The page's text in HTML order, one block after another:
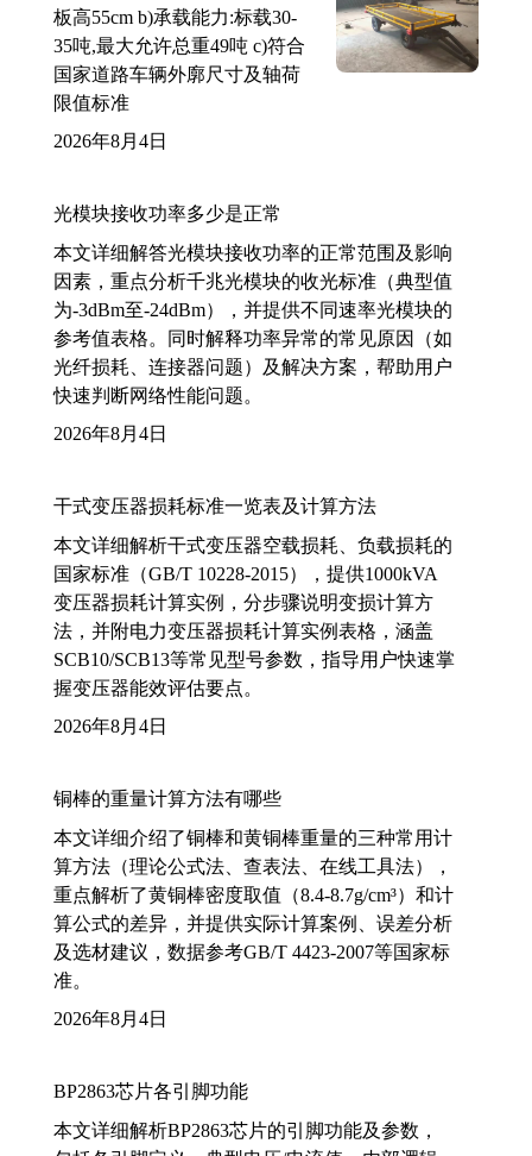
板高55cm b)承载能力:标载30-
35吨,最大允许总重49吨 c)符合
国家道路车辆外廓尺寸及轴荷
限值标准
2026年8月4日
光模块接收功率多少是正常
本文详细解答光模块接收功率的正常范围及影响
因素，重点分析千兆光模块的收光标准（典型值
为-3dBm至-24dBm），并提供不同速率光模块的
参考值表格。同时解释功率异常的常见原因（如
光纤损耗、连接器问题）及解决方案，帮助用户
快速判断网络性能问题。
2026年8月4日
干式变压器损耗标准一览表及计算方法
本文详细解析干式变压器空载损耗、负载损耗的
国家标准（GB/T 10228-2015），提供1000kVA
变压器损耗计算实例，分步骤说明变损计算方
法，并附电力变压器损耗计算实例表格，涵盖
SCB10/SCB13等常见型号参数，指导用户快速掌
握变压器能效评估要点。
2026年8月4日
铜棒的重量计算方法有哪些
本文详细介绍了铜棒和黄铜棒重量的三种常用计
算方法（理论公式法、查表法、在线工具法），
重点解析了黄铜棒密度取值（8.4-8.7g/cm³）和计
算公式的差异，并提供实际计算案例、误差分析
及选材建议，数据参考GB/T 4423-2007等国家标
准。
2026年8月4日
BP2863芯片各引脚功能
本文详细解析BP2863芯片的引脚功能及参数，